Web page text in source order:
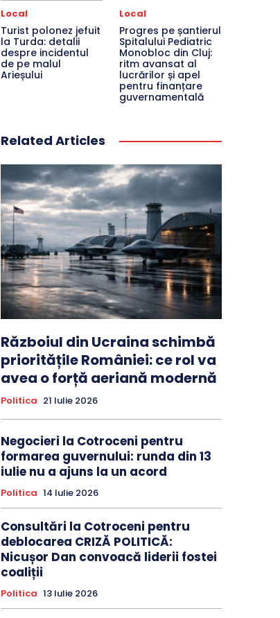
Local
Turist polonez jefuit
la Turda: detalii
despre incidentul
de pe malul
Arieșului
Local
Progres pe șantierul
Spitalului Pediatric
Monobloc din Cluj:
ritm avansat al
lucrărilor și apel
pentru finanțare
guvernamentală
Related Articles
Războiul din Ucraina schimbă
prioritățile României: ce rol va
avea o forță aeriană modernă
Politica 21 Iulie 2026
Negocieri la Cotroceni pentru
formarea guvernului: runda din 13
iulie nu a ajuns la un acord
Politica 14 Iulie 2026
Consultări la Cotroceni pentru
deblocarea CRIZĂ POLITICĂ:
Nicușor Dan convoacă liderii fostei
coaliții
Politica 13 Iulie 2026